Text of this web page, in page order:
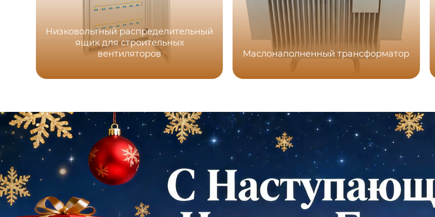
Низковольтный распределительный
ящик для строительных
вентиляторов
Маслонаполненный трансформатор